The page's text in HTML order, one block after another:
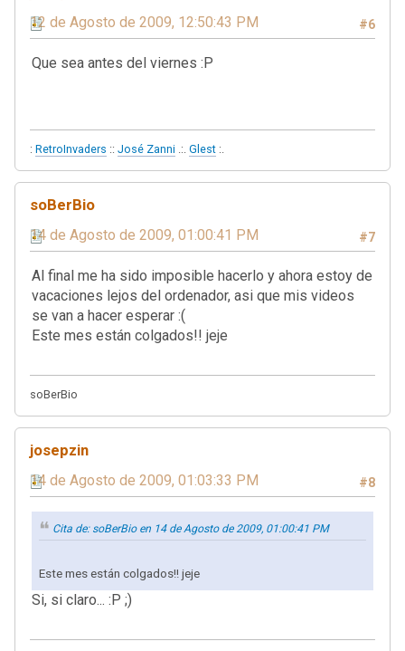
#6
12 de Agosto de 2009, 12:50:43 PM
Que sea antes del viernes :P
: RetroInvaders :: José Zanni .:. Glest :.
soBerBio
#7
14 de Agosto de 2009, 01:00:41 PM
Al final me ha sido imposible hacerlo y ahora estoy de
vacaciones lejos del ordenador, asi que mis videos
se van a hacer esperar :(
Este mes están colgados!! jeje
soBerBio
josepzin
#8
14 de Agosto de 2009, 01:03:33 PM
Cita de: soBerBio en 14 de Agosto de 2009, 01:00:41 PM
Este mes están colgados!! jeje
Si, si claro... :P ;)